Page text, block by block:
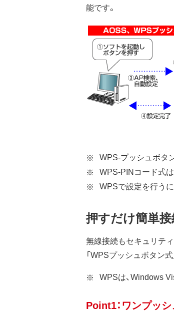
能です。
WPS-プッシュボタ
WPS-PINコード式
WPSで設定を行う
押すだけ簡単接
無線接続もセキュリテ
「WPSプッシュボタン
WPSは、Windows
Point1：ワンプッ